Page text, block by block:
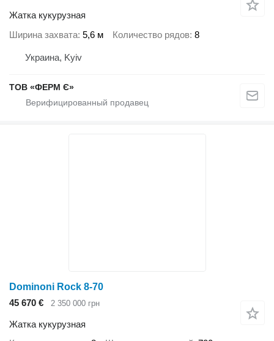
Жатка кукурузная
Ширина захвата 5,6 м Количество рядов 8
Украина, Kyiv
ТОВ «ФЕРМ Є»
Dominoni Rock 8-70
45 670 €
2 350 000 грн
Жатка кукурузная